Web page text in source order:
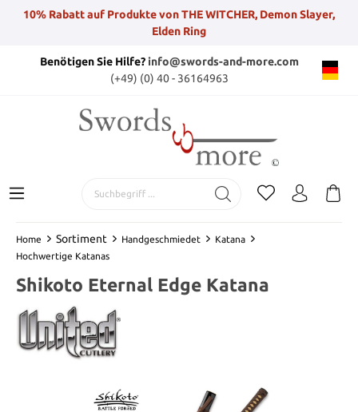
10% Rabatt auf Produkte von THE WITCHER, Demon Slayer,
Elden Ring
Benötigen Sie Hilfe?info@swords-and-more.com
(+49) (0) 40 - 36164963
Home Sortiment Handgeschmiedet
Katana
Hochwertige Katanas
Shikoto Eternal Edge Katana